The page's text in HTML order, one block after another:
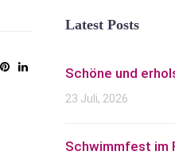
Latest Posts
Schöne und
23 Juli, 2026
Schwimmfest im